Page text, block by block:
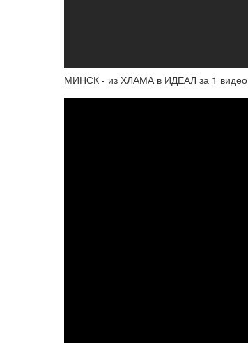
МИНСК - из ХЛАМА в ИДЕАЛ за 1 видео